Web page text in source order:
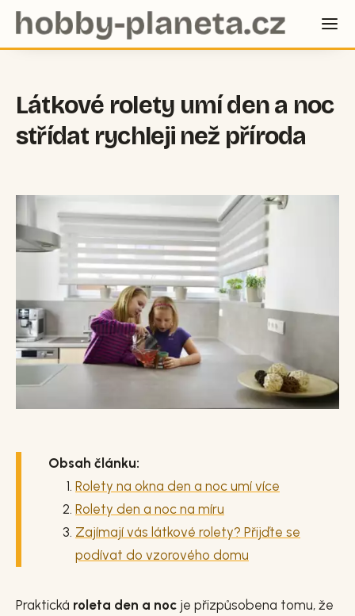
Látkové rolety umí den a noc
střídat rychleji než příroda
Obsah článku:
Rolety na okna den a noc umí více
Rolety den a noc na míru
Zajímají vás látkové rolety? Přijďte se
podívat do vzorového domu
Praktická roleta den a noc je přizpůsobena tomu, že